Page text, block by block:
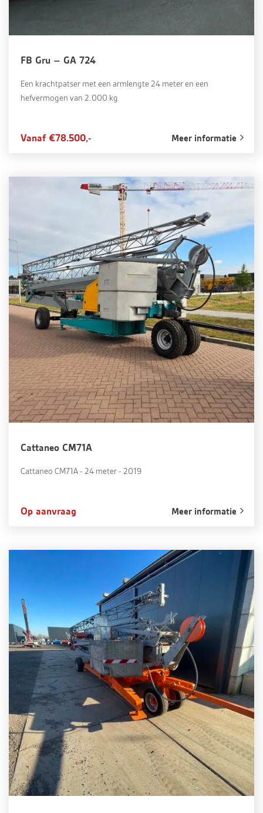
FB Gru – GA 724
Een krachtpatser met een armlengte 24 meter en een
hefvermogen van 2.000 kg
Vanaf €78.500,- Meer informatie
Cattaneo CM71A
Cattaneo CM71A - 24 meter - 2019
Op aanvraag Meer informatie